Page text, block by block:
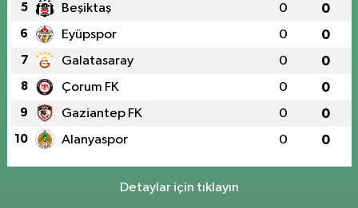
5 Beşiktaş 0 0
6 Eyüpspor 0 0
7 Galatasaray 0 0
8 Çorum FK 0 0
9 Gaziantep FK 0 0
10 Alanyaspor 0 0
Detaylar için tıklayın